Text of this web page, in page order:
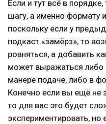
Если и тут всё в
шагу, а именно формату
поскольку если у
подкаст «замёрз», то
ровняться, а добавить
может выражаться либо
манере подаче, либо в
Конечно если вы ещё не
то для вас это будет
экспериментировать, но